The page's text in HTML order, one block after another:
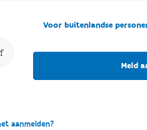
Voor buitenlandse
Meld
aanmelden?